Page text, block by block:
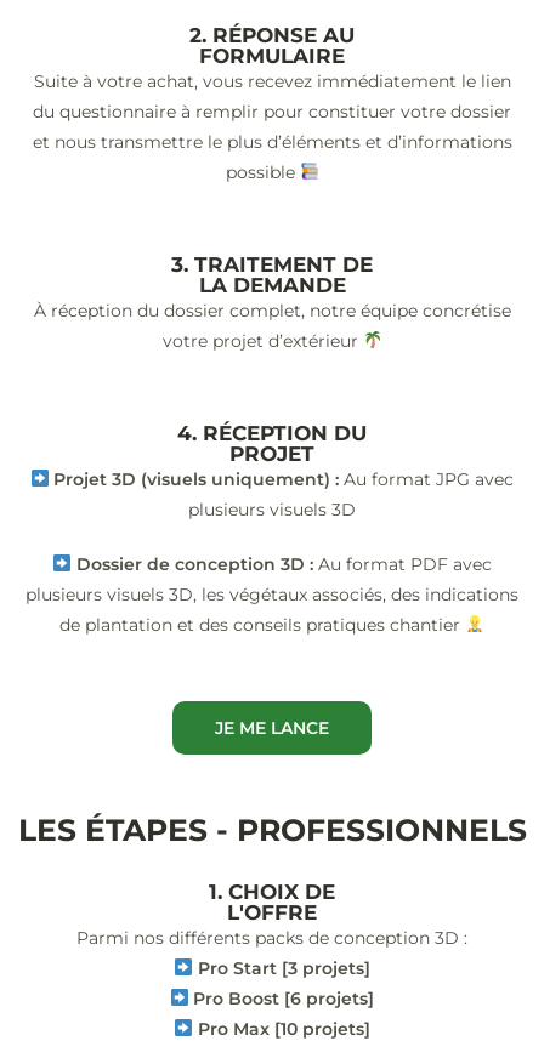
2. RÉPONSE AU
FORMULAIRE
Suite à votre achat, vous recevez immédiatement le lien
du questionnaire à remplir pour constituer votre dossier
et nous transmettre le plus d’éléments et d’informations
possible
3. TRAITEMENT DE
LA DEMANDE
À réception du dossier complet, notre équipe concrétise
votre projet d’extérieur
4. RÉCEPTION DU
PROJET
Projet 3D (visuels uniquement) : Au format JPG avec
plusieurs visuels 3D
Dossier de conception 3D :Au format PDF avec
plusieurs visuels 3D, les végétaux associés, des indications
de plantation et des conseils pratiques chantier
JE ME LANCE
LES ÉTAPES - PROFESSIONNELS
1. CHOIX DE
L'OFFRE
Parmi nos différents packs de conception 3D :
Pro Start [3 projets]
Pro Boost [6 projets]
Pro Max [10 projets]